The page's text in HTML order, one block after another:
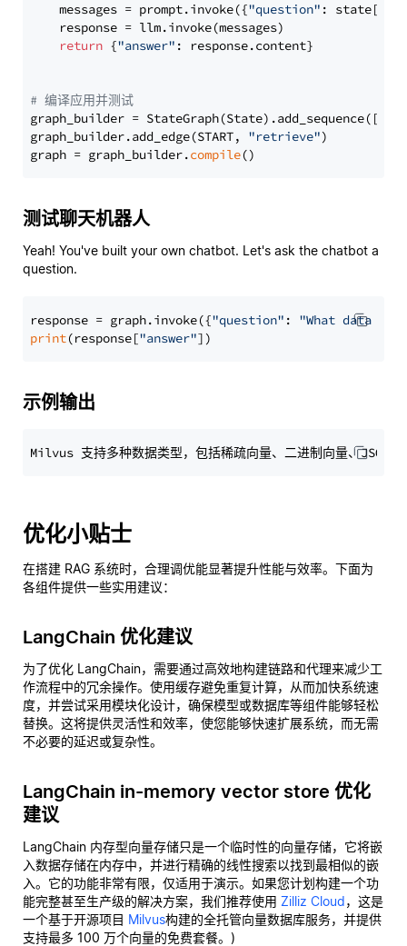
    messages = prompt.invoke({
"question" : state[
    response = llm.invoke(messages)
return {"answer" : response.content}
# 编译应用并测试
graph_builder =
graph_builder.add_edge(START, "retrieve")
graph = graph_builder.compile
测试聊天机器人
Yeah! You've built your own chatbot. Let's ask the chatbot a
question.
response = graph.invoke({"question" : "What data
print(response["answer"
示例输出
优化小贴士
在搭建 RAG 系统时，合理调优能显著提升性能与效率。下面为
各组件提供一些实用建议：
LangChain 优化建议
为了优化 LangChain，需要通过高效地构建链路和代理来减少工
作流程中的冗余操作。使用缓存避免重复计算，从而加快系统速
度，并尝试采用模块化设计，确保模型或数据库等组件能够轻松
替换。这将提供灵活性和效率，使您能够快速扩展系统，而无需
不必要的延迟或复杂性。
LangChain in-memory vector store 优化
建议
LangChain 内存型向量存储只是一个临时性的向量存储，它将嵌
入数据存储在内存中，并进行精确的线性搜索以找到最相似的嵌
入。它的功能非常有限，仅适用于演示。如果您计划构建一个功
能完整甚至生产级的解决方案，我们推荐使用 Zilliz Cloud，这是
一个基于开源项目 Milvus构建的全托管向量数据库服务，并提供
支持最多 100 万个向量的免费套餐。)